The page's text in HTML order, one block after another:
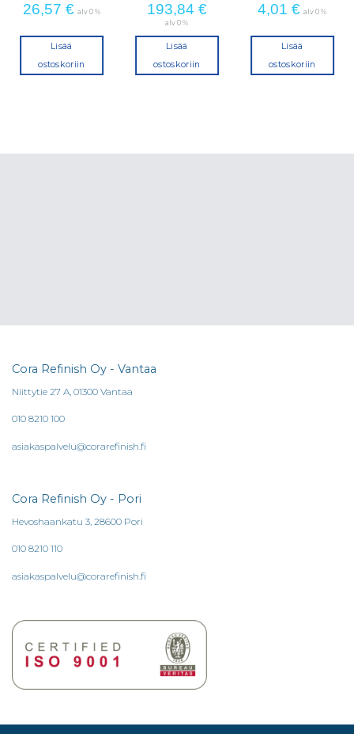
26,57 € alv 0 %
Lisää
ostoskoriin
193,84 €
alv 0 %
Lisää
ostoskoriin
4,01€ alv 0 %
Lisää
ostoskoriin
Cora Refinish Oy - Vantaa
Niittytie 27 A, 01300 Vantaa
010 8210 100
asiakaspalvelu@corarefinish.fi
Cora Refinish Oy - Pori
Hevoshaankatu 3, 28600 Pori
010 8210 110
asiakaspalvelu@corarefinish.fi